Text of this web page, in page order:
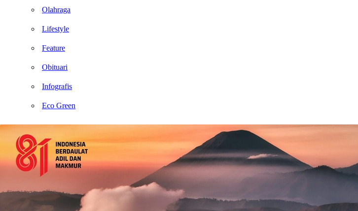
Olahraga
Lifestyle
Feature
Obituari
Infografis
Eco Green